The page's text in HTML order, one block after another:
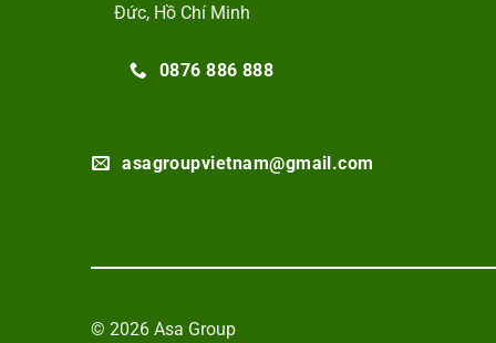
Đức, Hồ Chí Minh
0876 886 888
asagroupvietnam@gmail.com
© 2026 Asa Group